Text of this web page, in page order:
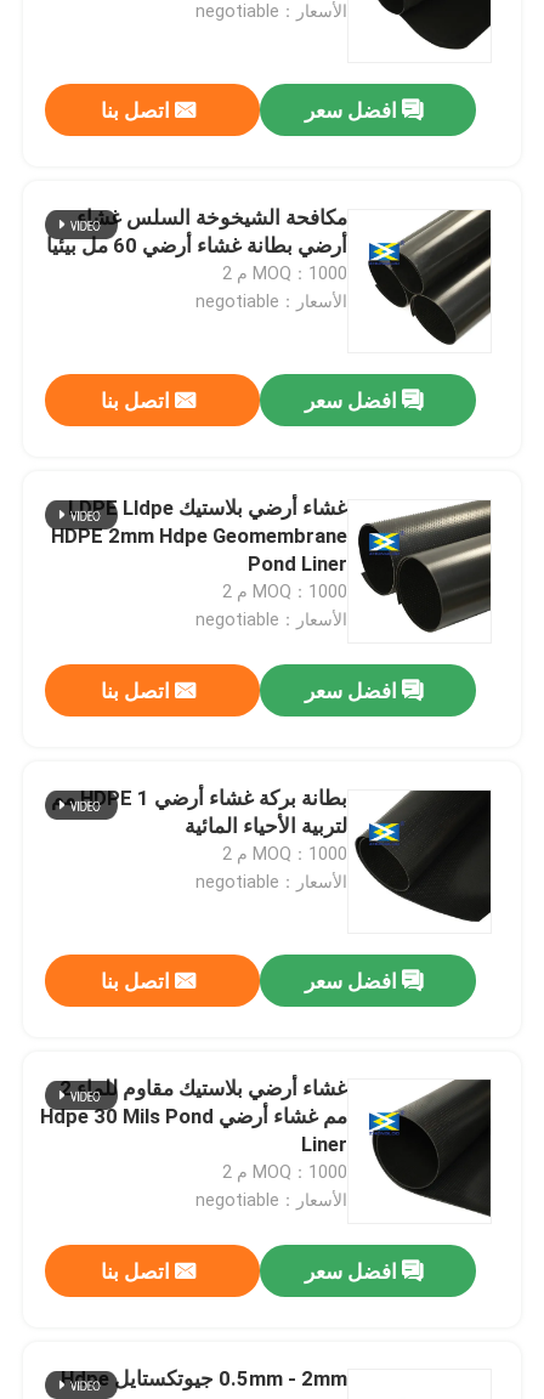
المنتجات
أشرطة فيديو
عرض الواقع الافتراضي
جولة في المعمل
ضبط الجودة
اتصل بنا
جيوتكستايل جيوجريد
شبكة عشب بلاستيكية
نسيج الصرف المموه
بطانة بركة غشاء أرضي
جيوتكستايل Geobag
الأسعار：negotiable
افضل سعر اتصل بنا
مكافحة الشيخوخة السلس غشاء
أرضي بطانة غشاء أرضي 60 مل بيئيا
MOQ：1000 م 2
الأسعار：negotiable
افضل سعر اتصل بنا
غشاء أرضي بلاستيك LDPE Lldpe
HDPE 2mm Hdpe Geomembrane
Pond Liner
MOQ：1000 م 2
الأسعار：negotiable
افضل سعر اتصل بنا
بطانة بركة غشاء أرضي HDPE 1 مم
لتربية الأحياء المائية
MOQ：1000 م 2
الأسعار：negotiable
افضل سعر اتصل بنا
غشاء أرضي بلاستيك مقاوم للماء 2
مم غشاء أرضي Hdpe 30 Mils Pond
Liner
MOQ：1000 م 2
الأسعار：negotiable
افضل سعر اتصل بنا
0.5mm - 2mm جيوتكستايل Hdpe